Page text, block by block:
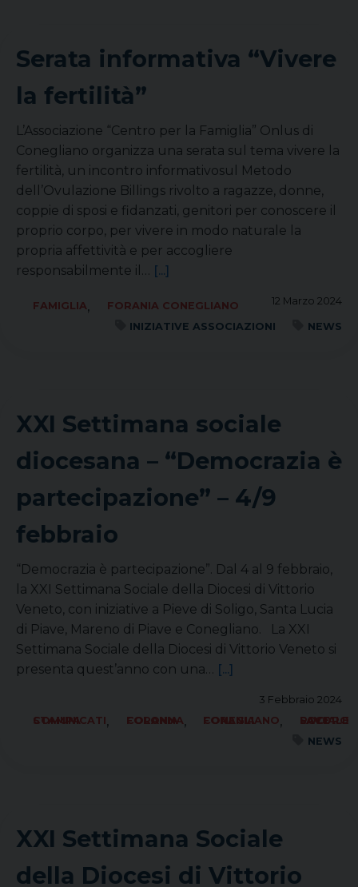
Serata informativa “Vivere
la fertilità”
L’Associazione “Centro per la Famiglia” Onlus di
Conegliano organizza una serata sul tema vivere la
fertilità, un incontro informativosul Metodo
dell’Ovulazione Billings rivolto a ragazze, donne,
coppie di sposi e fidanzati, genitori per conoscere il
proprio corpo, per vivere in modo naturale la
propria affettività e per accogliere
responsabilmente il… [...]
12 Marzo 2024
FAMIGLIA,
FORANIA CONEGLIANO
INIZIATIVE ASSOCIAZIONI
NEWS
XXI Settimana sociale
diocesana – “Democrazia è
partecipazione” – 4/9
febbraio
“Democrazia è partecipazione”. Dal 4 al 9 febbraio,
la XXI Settimana Sociale della Diocesi di Vittorio
Veneto, con iniziative a Pieve di Soligo, Santa Lucia
di Piave, Mareno di Piave e Conegliano. La XXI
Settimana Sociale della Diocesi di Vittorio Veneto si
presenta quest’anno con una… [...]
3 Febbraio 2024
COMUNICATI STAMPA
, FORANIA COLONNA, FORANIA CONEGLIANO,
SOCIALE LAVORO PACE
NEWS
XXI Settimana Sociale
della Diocesi di Vittorio